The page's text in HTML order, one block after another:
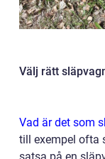
Välj rätt
Vad är det som
till exempel ofta